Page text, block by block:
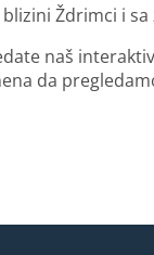
blizini Ždrimci i
naš
da